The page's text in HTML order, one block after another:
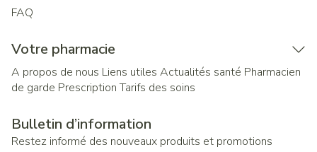
FAQ
Votre pharmacie
A propos de nous Liens utiles Actualités santé Pharmacien
de garde Prescription Tarifs des soins
Bulletin d’information
Restez informé des nouveaux produits et promotions